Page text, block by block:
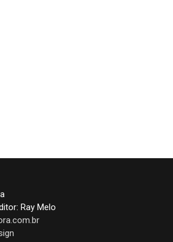
Ray Melo